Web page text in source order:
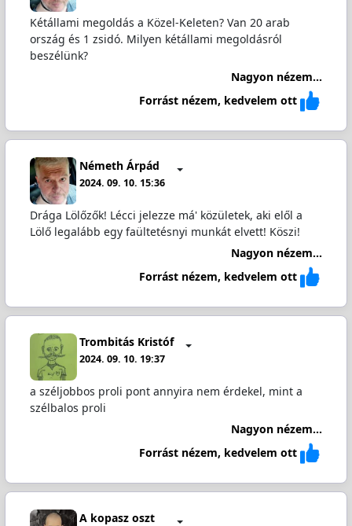
Kétállami megoldás a Közel-Keleten? Van 20 arab
ország és 1 zsidó. Milyen kétállami megoldásról
beszélünk?
Nagyon nézem...
Forrást nézem, kedvelem ott
Németh Árpád
2024. 09. 10. 15:36
Drága Lölőzők! Lécci jelezze má' közületek, aki elől a
Lölő legalább egy faültetésnyi munkát elvett! Köszi!
Nagyon nézem...
Forrást nézem, kedvelem ott
Trombitás Kristóf
2024. 09. 10. 19:37
a széljobbos proli pont annyira nem érdekel, mint a
szélbalos proli
Nagyon nézem...
Forrást nézem, kedvelem ott
A kopasz oszt